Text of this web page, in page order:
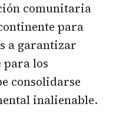
comunitaria
para
a garantizar
para los
consolidarse
inalienable.